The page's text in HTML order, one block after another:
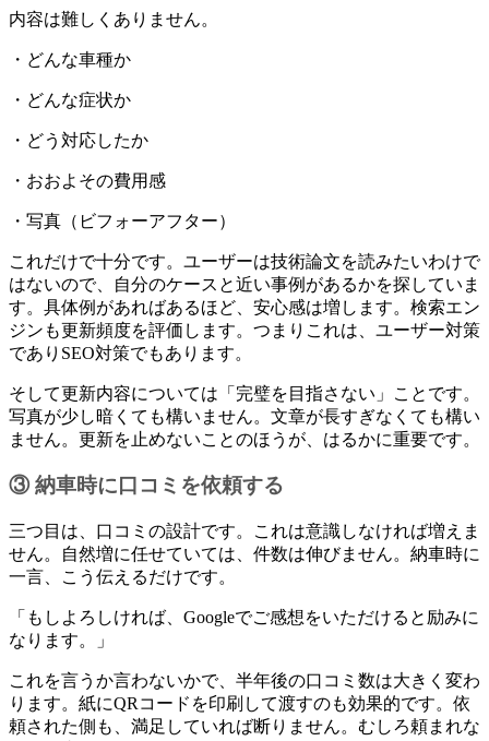
内容は難しくありません。
・どんな車種か
・どんな症状か
・どう対応したか
・おおよその費用感
・写真（ビフォーアフター）
これだけで十分です。ユーザーは技術論文を読みたいわけで
はないので、自分のケースと近い事例があるかを探していま
す。具体例があればあるほど、安心感は増します。検索エン
ジンも更新頻度を評価します。つまりこれは、ユーザー対策
でありSEO対策でもあります。
そして更新内容については「完璧を目指さない」ことです。
写真が少し暗くても構いません。文章が長すぎなくても構い
ません。更新を止めないことのほうが、はるかに重要です。
③ 納車時に口コミを依頼する
三つ目は、口コミの設計です。これは意識しなければ増えま
せん。自然増に任せていては、件数は伸びません。納車時に
一言、こう伝えるだけです。
「もしよろしければ、Googleでご感想をいただけると励みに
なります。」
これを言うか言わないかで、半年後の口コミ数は大きく変わ
ります。紙にQRコードを印刷して渡すのも効果的です。依
頼された側も、満足していれば断りません。むしろ頼まれな